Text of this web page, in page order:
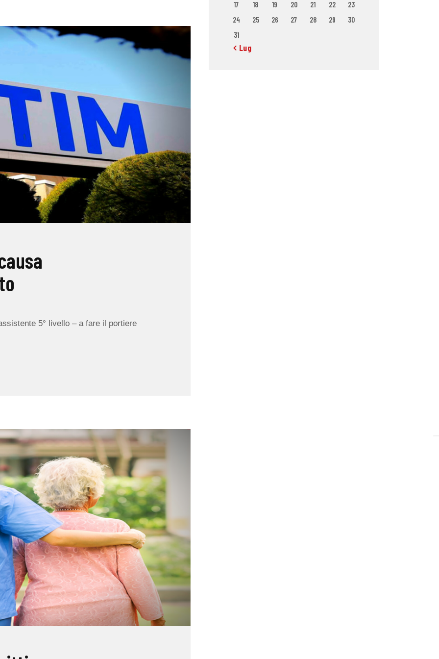
5° livello – a fare il portiere
17 18 19 20 21 22
23
24
25 26 27 28 29
30
31
« Lug